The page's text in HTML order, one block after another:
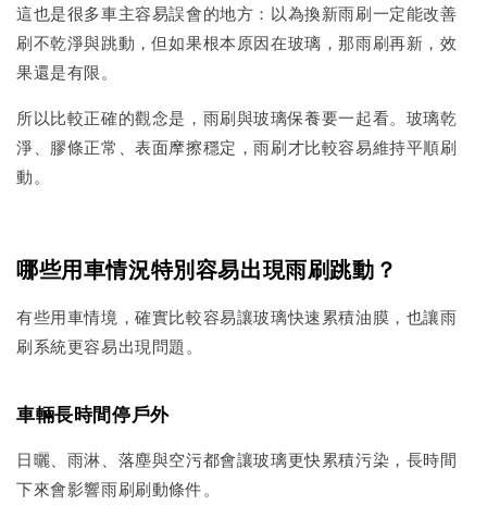
這也是很多車主容易誤會的地方：以為換新雨刷一定能改善
刷不乾淨與跳動，但如果根本原因在玻璃，那雨刷再新，效
果還是有限。
所以比較正確的觀念是，雨刷與玻璃保養要一起看。玻璃乾
淨、膠條正常、表面摩擦穩定，雨刷才比較容易維持平順刷
動。
哪些用車情況特別容易出現雨刷跳動？
有些用車情境，確實比較容易讓玻璃快速累積油膜，也讓雨
刷系統更容易出現問題。
車輛長時間停戶外
日曬、雨淋、落塵與空污都會讓玻璃更快累積污染，長時間
下來會影響雨刷刷動條件。